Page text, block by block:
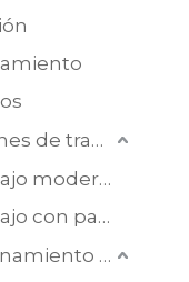
Serie de estaciones de trabajo de oficina
Estación de trabajo moderna de melamina
Estación de trabajo con pantalla
Serie de almacenamiento de oficina